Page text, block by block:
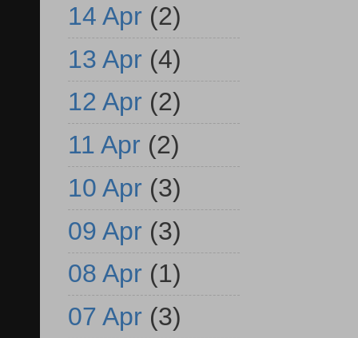
14 Apr (2)
13 Apr (4)
12 Apr (2)
11 Apr (2)
10 Apr (3)
09 Apr (3)
08 Apr (1)
07 Apr (3)